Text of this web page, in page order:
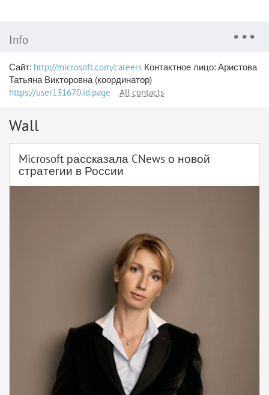
Info
Сайт: http://microsoft.com/careers Контактное лицо: Аристова
Татьяна Викторовна (координатор)
https://user131670.id.page
All contacts
Wall
Microsoft рассказала CNews о новой
стратегии в России